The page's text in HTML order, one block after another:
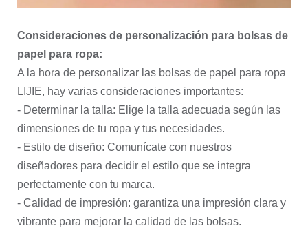
Consideraciones de personalización para bolsas de
papel para ropa:
A la hora de personalizar las bolsas de papel para ropa
LIJIE, hay varias consideraciones importantes:
- Determinar la talla: Elige la talla adecuada según las
dimensiones de tu ropa y tus necesidades.
- Estilo de diseño: Comunícate con nuestros
diseñadores para decidir el estilo que se integra
perfectamente con tu marca.
- Calidad de impresión: garantiza una impresión clara y
vibrante para mejorar la calidad de las bolsas.